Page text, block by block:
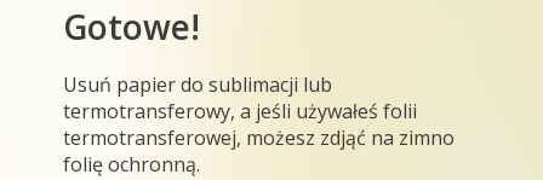
Gotowe!
Usuń papier do sublimacji lub
termotransferowy, a jeśli używałeś folii
termotransferowej, możesz zdjąć na zimno
folię ochronną.